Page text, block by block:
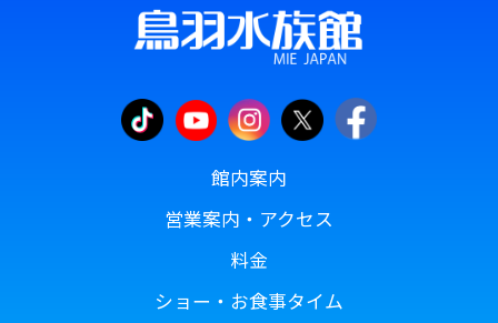
館内案内
営業案内・アクセス
料金
ショー・お食事タイム